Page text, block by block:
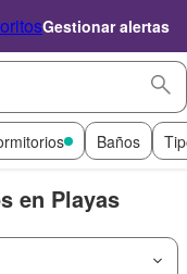
Gestionar alertas
Baños
en Playas